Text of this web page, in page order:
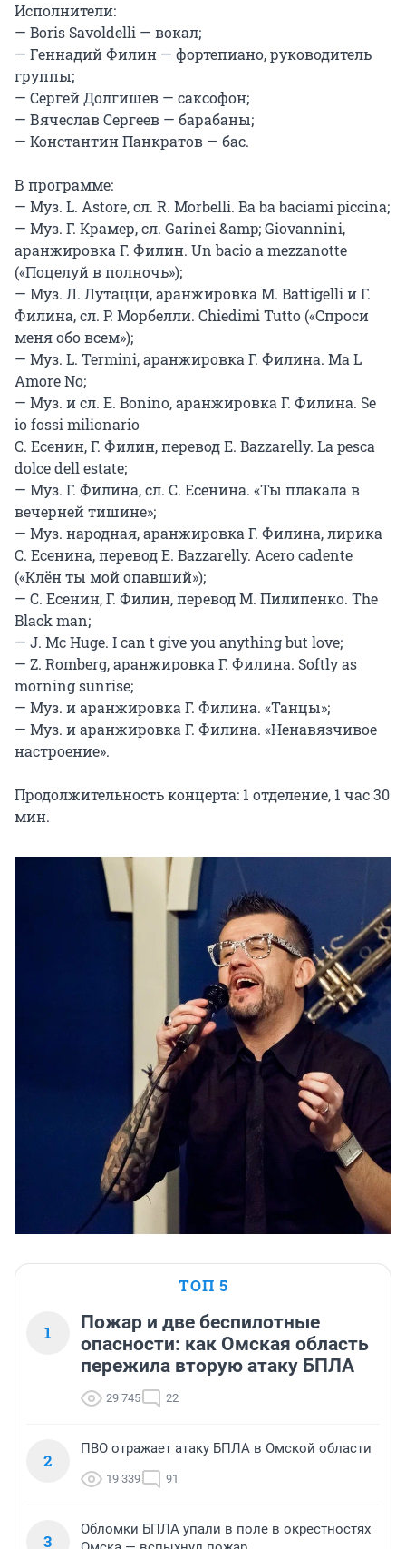
Исполнители:
— Boris Savoldelli — вокал;
— Геннадий Филин — фортепиано, руководитель
группы;
— Сергей Долгишев — саксофон;
— Вячеслав Сергеев — барабаны;
— Константин Панкратов — бас.
В программе:
— Муз. L. Astore, сл. R. Morbelli. Ba ba baciami piccina;
— Муз. Г. Крамер, сл. Garinei &amp; Giovannini,
аранжировка Г. Филин. Un bacio a mezzanotte
(«Поцелуй в полночь»);
— Муз. Л. Лутацци, аранжировка M. Battigelli и Г.
Филина, сл. Р. Морбелли. Chiedimi Tutto («Спроси
меня обо всем»);
— Муз. L. Termini, аранжировка Г. Филина. Ma L
Amore No;
— Муз. и сл. E. Bonino, аранжировка Г. Филина. Se
io fossi milionario
С. Есенин, Г. Филин, перевод E. Bazzarelly. La pesca
dolce dell estate;
— Муз. Г. Филина, сл. С. Есенина. «Ты плакала в
вечерней тишине»;
— Муз. народная, аранжировка Г. Филина, лирика
С. Есенина, перевод E. Bazzarelly. Acero cadente
(«Клён ты мой опавший»);
— С. Есенин, Г. Филин, перевод М. Пилипенко. The
Black man;
— J. Mc Huge. I can t give you anything but love;
— Z. Romberg, аранжировка Г. Филина. Softly as
morning sunrise;
— Муз. и аранжировка Г. Филина. «Танцы»;
— Муз. и аранжировка Г. Филина. «Ненавязчивое
настроение».
Продолжительность концерта: 1 отделение, 1 час 30
мин.
ТОП 5
1
Пожар и две беспилотные
опасности: как Омская область
пережила вторую атаку БПЛА
29 745 22
2
ПВО отражает атаку БПЛА в Омской области
19 339 91
3
Обломки БПЛА упали в поле в окрестностях